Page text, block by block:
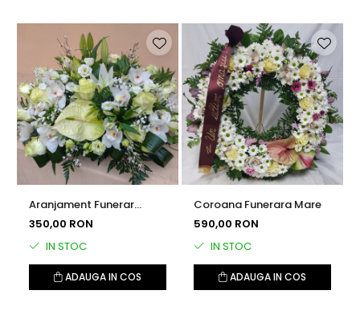
Aranjament Funerar
Grandios
350,00 RON
IN STOC
ADAUGA IN COS
Coroana Funerara Mare
590,00 RON
IN STOC
ADAUGA IN COS